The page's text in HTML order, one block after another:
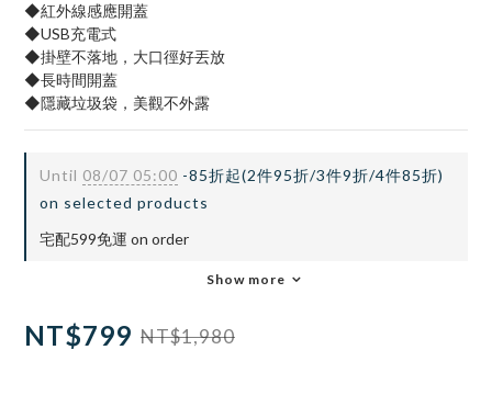
◆紅外線感應開蓋
◆USB充電式
◆掛壁不落地，大口徑好丟放
◆長時間開蓋
◆隱藏垃圾袋，美觀不外露
Until 08/07 05:00 -85折起(2件95折/3件9折/4件85折)
on selected products
宅配599免運 on order
Show more
NT$799 NT$1,980